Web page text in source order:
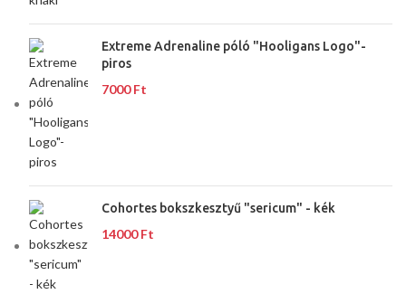
Extreme Adrenaline póló "Hooligans Logo"-
piros
7000Ft
Cohortes bokszkesztyű "sericum" - kék
14000Ft